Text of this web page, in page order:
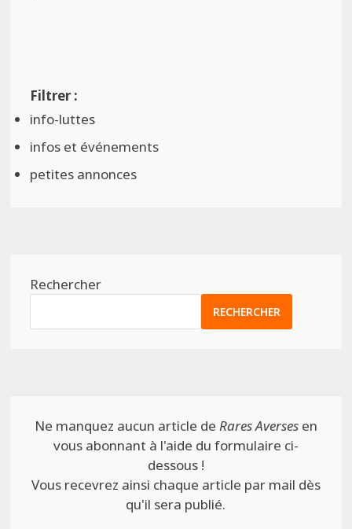
info-luttes
infos et événements
petites annonces
Rechercher
RECHERCHER
Ne manquez aucun article de Rares Aversesen
vous abonnant à l'aide du formulaire ci-
dessous !
Vous recevrez ainsi chaque article par mail dès
qu'il sera publié.